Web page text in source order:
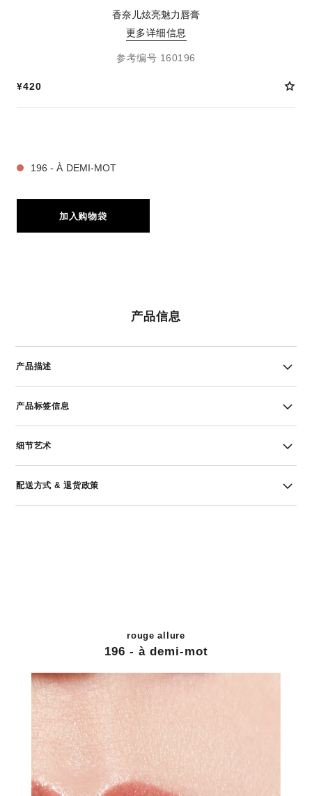
香奈儿炫亮魅力唇膏
更多详细信息
参考编号 160196
¥420
196 - À DEMI-MOT
加入购物袋
产品信息
产品描述
产品标签信息
细节艺术
配送方式 & 退货政策
rouge allure
196 - à demi-mot